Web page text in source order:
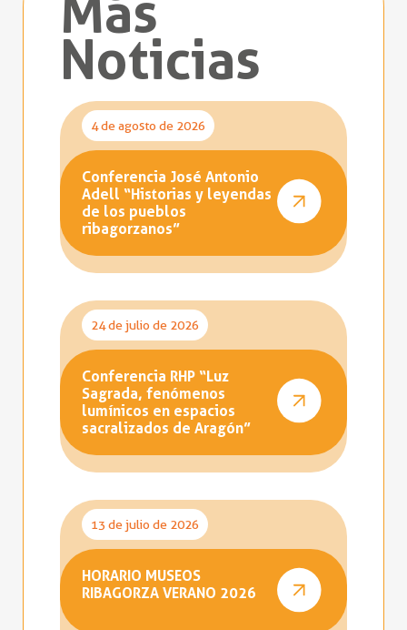
Noticias
4 de agosto de 2026
Conferencia José Antonio
Adell “Historias y leyendas
de los pueblos
ribagorzanos”
24 de julio de 2026
Conferencia RHP “Luz
Sagrada, fenómenos
lumínicos en espacios
sacralizados de Aragón”
13 de julio de 2026
HORARIO MUSEOS
RIBAGORZA VERANO 2026